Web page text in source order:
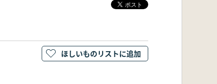
ほしいものリストに追加